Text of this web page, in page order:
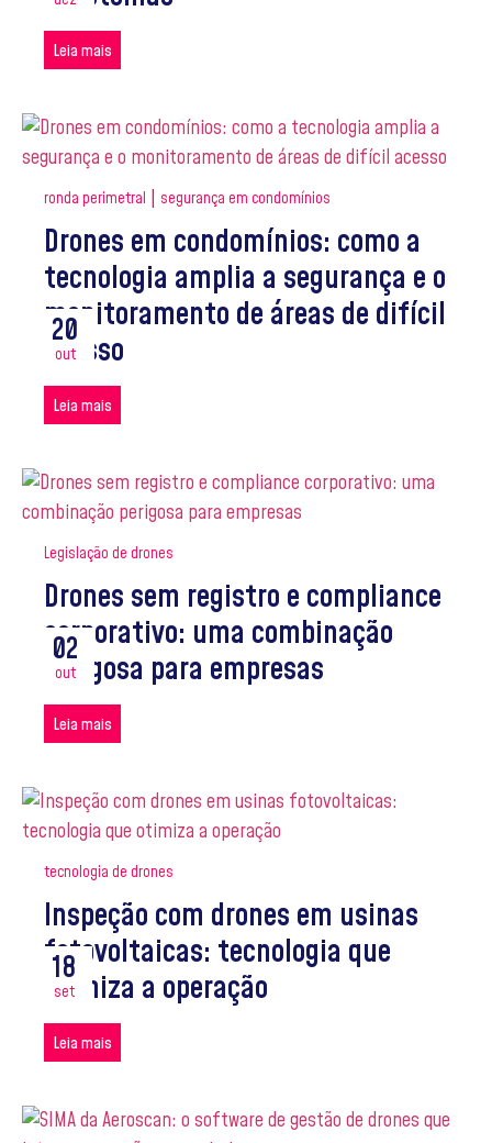
Leia mais
ronda perimetral | segurança em condomínios
Drones em condomínios: como a
tecnologia amplia a segurança e o
monitoramento de áreas de difícil
acesso
Leia mais
20
out
Legislação de drones
Drones sem registro e compliance
corporativo: uma combinação
perigosa para empresas
Leia mais
02
out
tecnologia de drones
Inspeção com drones em usinas
fotovoltaicas: tecnologia que
otimiza a operação
Leia mais
18
set